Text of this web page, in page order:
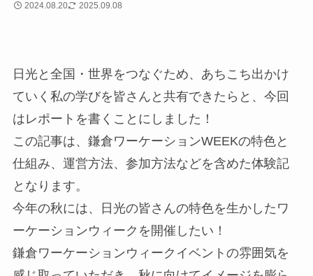
2024.08.20 2025.09.08
日光と全国・世界をつなぐため、あちこち出かけ
ていく私の学びを皆さんと共有できたらと、今回
はレポートを書くことにしました！
この記事は、鎌倉ワーケーションWEEKの特色と
仕組み、運営方法、参加方法などを含めた体験記
となります。
今年の秋には、日光の皆さんの特色を生かしたワ
ーケーションウィークを開催したい！
鎌倉ワーケーションウィークイベントの雰囲気を